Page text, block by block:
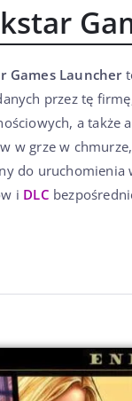
Games Launcher
przez tę
a
w grze w
do uruchomienia
i DLC